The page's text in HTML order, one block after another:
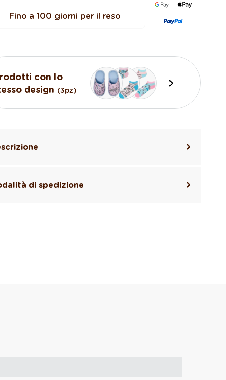
Fino a 100 giorni per il reso
con lo
design (3pz)
di spedizione